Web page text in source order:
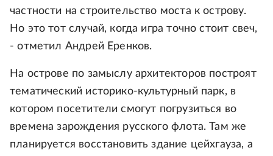
частности на строительство моста к острову.
Но это тот случай, когда игра точно стоит свеч,
- отметил Андрей Еренков.
На острове по замыслу архитекторов построят
тематический историко-культурный парк, в
котором посетители смогут погрузиться во
времена зарождения русского флота. Там же
планируется восстановить здание цейхгауза, а